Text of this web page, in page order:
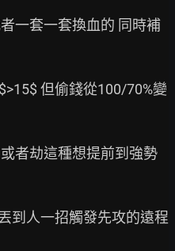
一套一套換血的 同時補
但偷錢從100/70%變
者劫這種想提前到強勢
到人一招觸發先攻的遠程